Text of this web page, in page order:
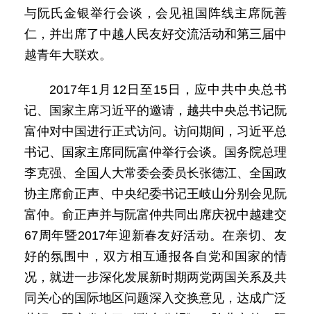
与阮氏金银举行会谈，会见祖国阵线主席阮善
仁，并出席了中越人民友好交流活动和第三届中
越青年大联欢。
2017年1月12日至15日，应中共中央总书
记、国家主席习近平的邀请，越共中央总书记阮
富仲对中国进行正式访问。访问期间，习近平总
书记、国家主席同阮富仲举行会谈。国务院总理
李克强、全国人大常委会委员长张德江、全国政
协主席俞正声、中央纪委书记王岐山分别会见阮
富仲。俞正声并与阮富仲共同出席庆祝中越建交
67周年暨2017年迎新春友好活动。在亲切、友
好的氛围中，双方相互通报各自党和国家的情
况，就进一步深化发展新时期两党两国关系及共
同关心的国际地区问题深入交换意见，达成广泛